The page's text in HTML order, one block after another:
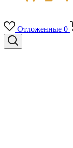
Отложенные 0